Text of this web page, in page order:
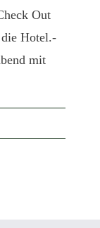
Out
Hotel.-
mit